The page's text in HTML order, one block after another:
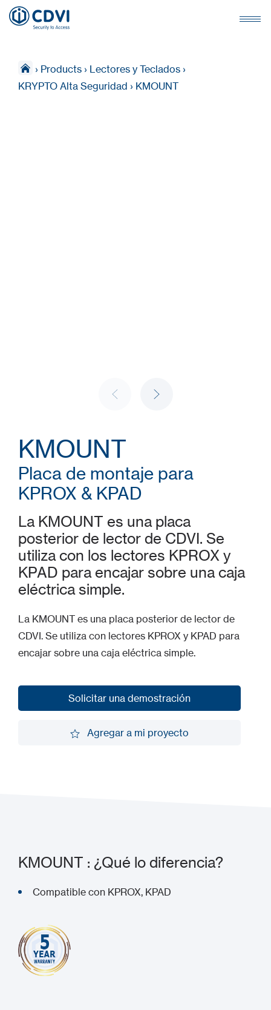
› Products › Lectores y Teclados ›
KRYPTO Alta Seguridad › KMOUNT
KMOUNT
Placa de montaje para
KPROX & KPAD
La KMOUNT es una placa
posterior de lector de CDVI. Se
utiliza con los lectores KPROX y
KPAD para encajar sobre una caja
eléctrica simple.
La KMOUNT es una placa posterior de lector de
CDVI. Se utiliza con lectores KPROX y KPAD para
encajar sobre una caja eléctrica simple.
Solicitar una demostración
Agregar a mi proyecto
KMOUNT : ¿Qué lo diferencia?
Compatible con KPROX, KPAD